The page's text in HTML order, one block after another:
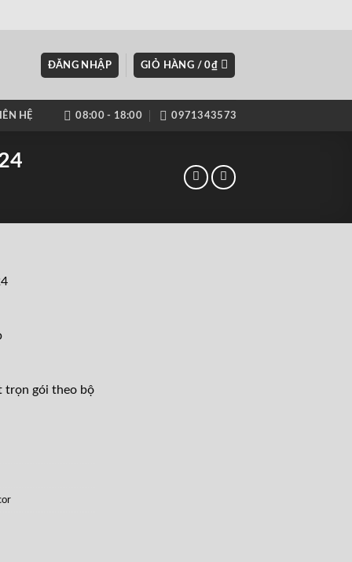
ĐĂNG NHẬP GIỎ HÀNG /0₫
HỆ 08:00 - 18:00 0971343573
trọn gói theo bộ